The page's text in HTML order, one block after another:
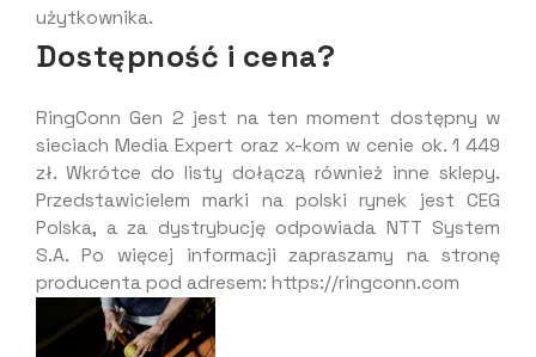
użytkownika.
Dostępność i cena?
RingConn Gen 2 jest na ten moment dostępny w
sieciach Media Expert oraz x-kom w cenie ok. 1 449
zł. Wkrótce do listy dołączą również inne sklepy.
Przedstawicielem marki na polski rynek jest CEG
Polska, a za dystrybucję odpowiada NTT System
S.A. Po więcej informacji zapraszamy na stronę
producenta pod adresem: https://ringconn.com